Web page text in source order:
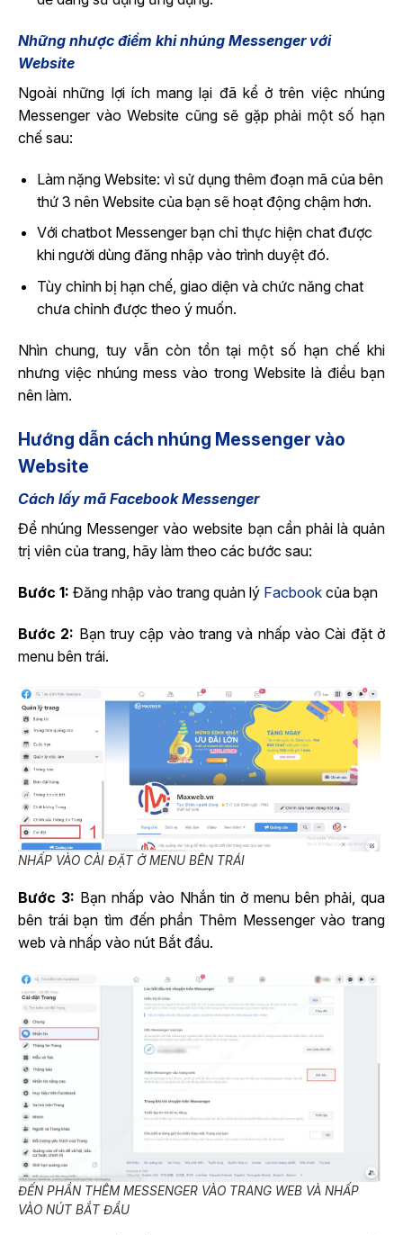
Những nhược điểm khi nhúng Messenger với
Website
Ngoài những lợi ích mang lại đã kể ở trên việc nhúng
Messenger vào Website cũng sẽ gặp phải một số hạn
chế sau:
Làm nặng Website: vì sử dụng thêm đoạn mã của bên
thứ 3 nên Website của bạn sẽ hoạt động chậm hơn.
Với chatbot Messenger bạn chỉ thực hiện chat được
khi người dùng đăng nhập vào trình duyệt đó.
Tùy chỉnh bị hạn chế, giao diện và chức năng chat
chưa chỉnh được theo ý muốn.
Nhìn chung, tuy vẫn còn tồn tại một số hạn chế khi
nhưng việc nhúng mess vào trong Website là điều bạn
nên làm.
Hướng dẫn cách nhúng Messenger vào
Website
Cách lấy mã Facebook Messenger
Để nhúng Messenger vào website bạn cần phải là quản
trị viên của trang, hãy làm theo các bước sau:
Bước 1: Đăng nhập vào trang quản lý Facbook của bạn
Bước 2: Bạn truy cập vào trang và nhấp vào Cài đặt ở
menu bên trái.
NHẤP VÀO CÀI ĐẶT Ở MENU BÊN TRÁI
Bước 3: Bạn nhấp vào Nhắn tin ở menu bên phải, qua
bên trái bạn tìm đến phần Thêm Messenger vào trang
web và nhấp vào nút Bắt đầu.
ĐẾN PHẦN THÊM MESSENGER VÀO TRANG WEB VÀ NHẤP
VÀO NÚT BẮT ĐẦU